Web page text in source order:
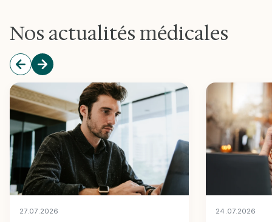
Nos actualités médicales
27.07.2026 24 .07.2026